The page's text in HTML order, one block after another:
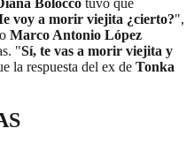
Bolocco tuvo que
voy a morir viejita ¿cierto?",
Marco Antonio López
"Sí, te vas a morir viejita y
la respuesta del ex de Tonka